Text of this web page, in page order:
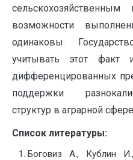
сельскохозяйственным
возможности
одинаковы.
учитывать этот факт
дифференцированных
поддержки
структур в аграрной
Список литературы:
Боговиз А., Кублин